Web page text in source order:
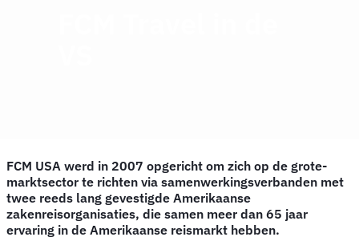
FCM USA werd in 2007 opgericht om zich op de grote-
marktsector te richten via samenwerkingsverbanden met
twee reeds lang gevestigde Amerikaanse
zakenreisorganisaties, die samen meer dan 65 jaar
ervaring in de Amerikaanse reismarkt hebben.